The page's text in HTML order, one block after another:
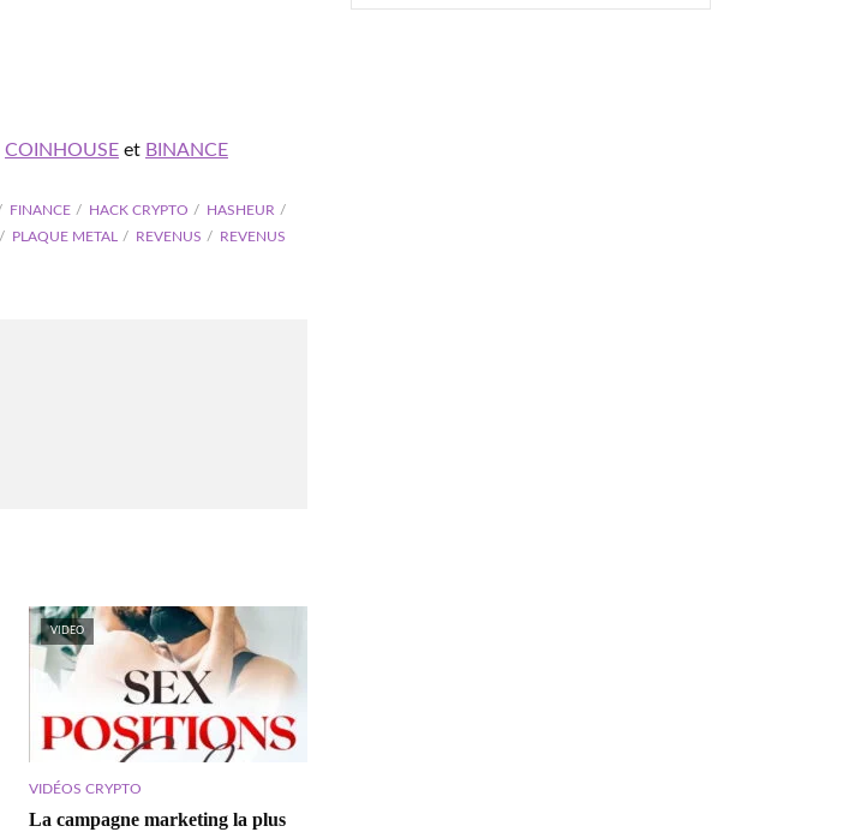
COINHOUSE et BINANCE
FINANCE HACK CRYPTO
HASHEUR
PLAQUE METAL REVENUS
REVENUS
VIDEO
VIDÉOS CRYPTO
La campagne marketing la plus